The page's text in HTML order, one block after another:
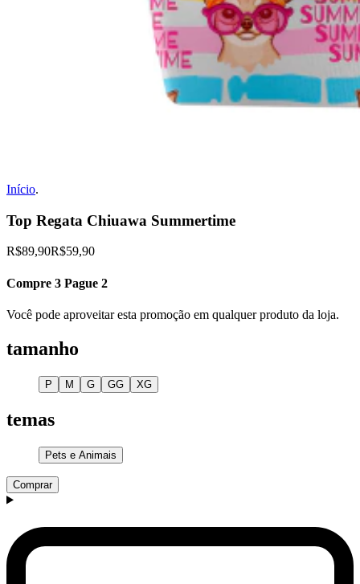
Início.
Top Regata Chiuawa Summertime
R$89,90R$59,90
Compre 3 Pague 2
Você pode aproveitar esta promoção em qualquer produto da loja.
tamanho
P M G GG XG
temas
Pets e Animais
Comprar